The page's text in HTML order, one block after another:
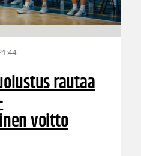
rautaa
voitto